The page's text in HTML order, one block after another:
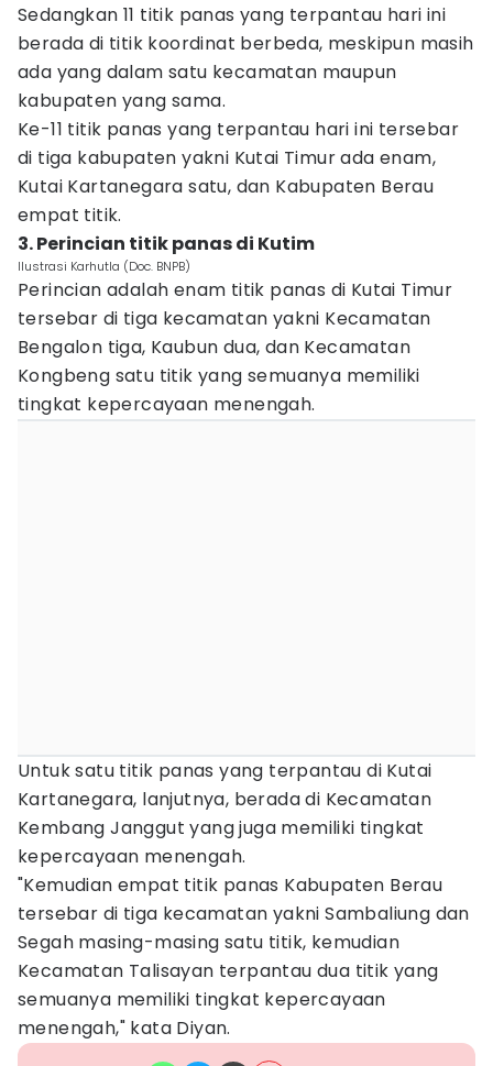
Sedangkan 11 titik panas yang terpantau hari ini
berada di titik koordinat berbeda, meskipun masih
ada yang dalam satu kecamatan maupun
kabupaten yang sama.
Ke-11 titik panas yang terpantau hari ini tersebar
di tiga kabupaten yakni Kutai Timur ada enam,
Kutai Kartanegara satu, dan Kabupaten Berau
empat titik.
3. Perincian titik panas di Kutim
Ilustrasi Karhutla (Doc. BNPB)
Perincian adalah enam titik panas di Kutai Timur
tersebar di tiga kecamatan yakni Kecamatan
Bengalon tiga, Kaubun dua, dan Kecamatan
Kongbeng satu titik yang semuanya memiliki
tingkat kepercayaan menengah.
Untuk satu titik panas yang terpantau di Kutai
Kartanegara, lanjutnya, berada di Kecamatan
Kembang Janggut yang juga memiliki tingkat
kepercayaan menengah.
"Kemudian empat titik panas Kabupaten Berau
tersebar di tiga kecamatan yakni Sambaliung dan
Segah masing-masing satu titik, kemudian
Kecamatan Talisayan terpantau dua titik yang
semuanya memiliki tingkat kepercayaan
menengah," kata Diyan.